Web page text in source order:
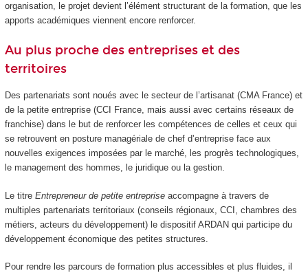
organisation, le projet devient l’élément structurant de la formation, que les
apports académiques viennent encore renforcer.
Au plus proche des entreprises et des
territoires
Des partenariats sont noués avec le secteur de l’artisanat (CMA France) et
de la petite entreprise (CCI France, mais aussi avec certains réseaux de
franchise) dans le but de renforcer les compétences de celles et ceux qui
se retrouvent en posture managériale de chef d’entreprise face aux
nouvelles exigences imposées par le marché, les progrès technologiques,
le management des hommes, le juridique ou la gestion.
Le titre Entrepreneur de petite entrepriseaccompagne à travers de
multiples partenariats territoriaux (conseils régionaux, CCI, chambres des
métiers, acteurs du développement) le dispositif ARDAN qui participe du
développement économique des petites structures.
Pour rendre les parcours de formation plus accessibles et plus fluides, il